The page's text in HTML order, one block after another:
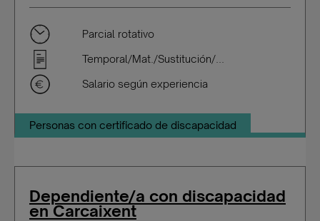
Parcial rotativo
Temporal/Mat./Sustitución/...
Salario según experiencia
Personas con certificado de discapacidad
Dependiente/a con discapacidad
en Carcaixent